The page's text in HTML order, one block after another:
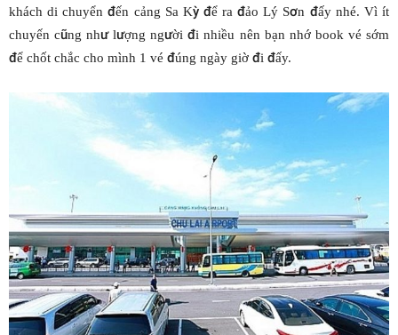
khách di chuyển đến cảng Sa Kỳ để ra đảo Lý Sơn đấy nhé. Vì ít
chuyến cũng như lượng người đi nhiều nên bạn nhớ book vé sớm
để chốt chắc cho mình 1 vé đúng ngày giờ đi đấy.